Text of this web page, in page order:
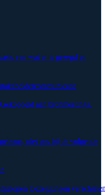
van wat er is gezegd en
aan bronmeetings.
niet pas bij de volgende
toezeggingen